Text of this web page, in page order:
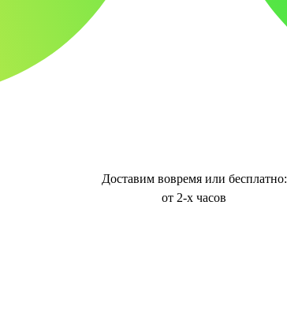
Доставим вовремя или бесплатно:
от 2-х часов